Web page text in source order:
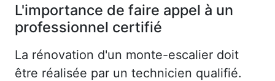
L'importance de faire appel à un
professionnel certifié
La rénovation d'un monte-escalier doit
être réalisée par un technicien qualifié.